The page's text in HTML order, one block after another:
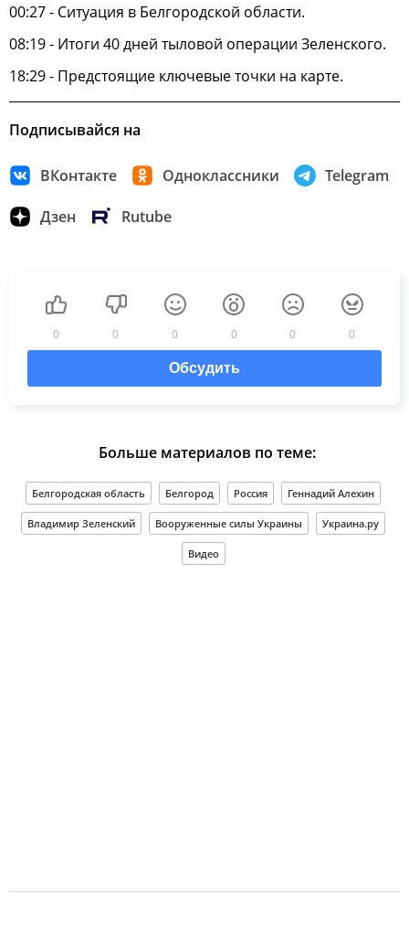
00:27 - Ситуация в Белгородской области.
08:19 - Итоги 40 дней тыловой операции Зеленского.
18:29 - Предстоящие ключевые точки на карте.
Подписывайся на
ВКонтакте Одноклассники Telegram
Дзен Rutube
0 0 0 0 0 0
Обсудить
Больше материалов по теме:
Белгородская область Белгород Россия Геннадий Алехин
Владимир Зеленский Вооруженные силы Украины Украина.ру
Видео